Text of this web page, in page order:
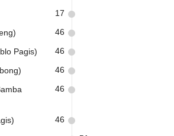
17
46
Pagis) 46
46
46
46